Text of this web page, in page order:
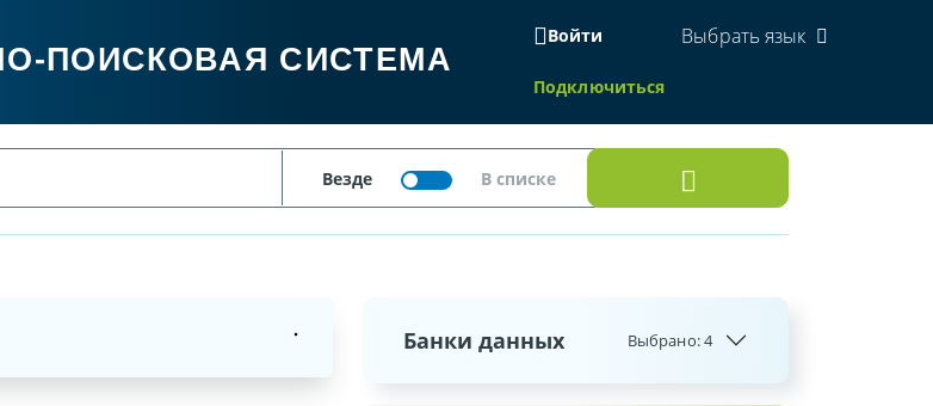
ПОИСКОВАЯ СИСТЕМА
Войти
Подключиться
Выбрать язык
Банки данных Выбрано:4